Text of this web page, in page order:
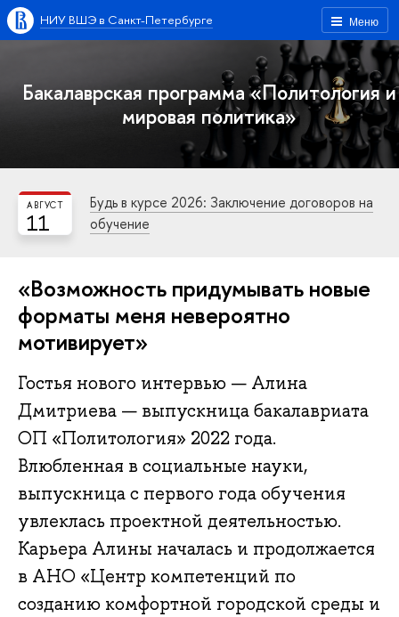
Меню
НИУ ВШЭ в Санкт-Петербурге
Бакалаврская программа «Политология и
мировая политика»
11
АВГУСТ
Будь в курсе 2026: Заключение договоров на
обучение
«Возможность придумывать новые
форматы меня невероятно
мотивирует»
Гостья нового интервью — Алина
Дмитриева — выпускница бакалавриата
ОП «Политология» 2022 года.
Влюбленная в социальные науки,
выпускница с первого года обучения
увлеклась проектной деятельностью.
Карьера Алины началась и продолжается
в АНО «Центр компетенций по
созданию комфортной городской среды и